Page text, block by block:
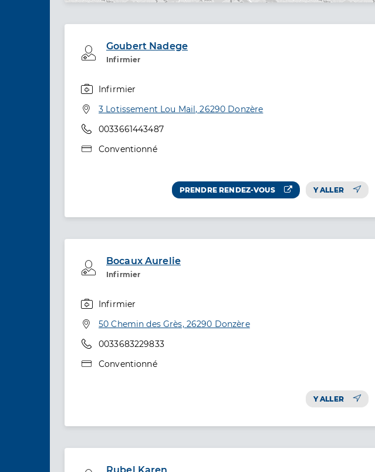
Goubert Nadege
Infirmier
Professionel de santé
Infirmier
Adresse
3 Lotissement Lou Mail, 26290 Donzère
Téléphone
0033661443487
Type de convention
Conventionné
PRENDRE RENDEZ-VOUS Y ALLER
Bocaux Aurelie
Infirmier
Professionel de santé
Infirmier
Adresse
50 Chemin des Grès, 26290 Donzère
Téléphone
0033683229833
Type de convention
Conventionné
Y ALLER